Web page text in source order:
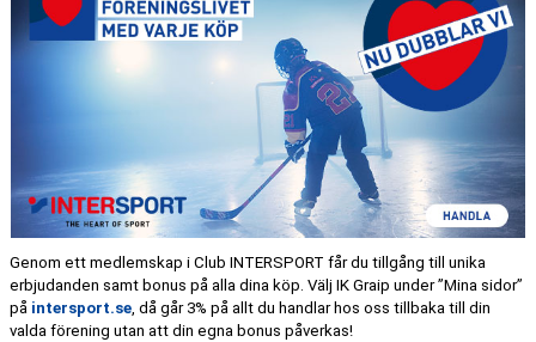
Genom ett medlemskap i Club INTERSPORT får du tillgång till unika
erbjudanden samt bonus på alla dina köp. Välj IK Graip under ”Mina sidor”
på intersport.se, då går 3% på allt du handlar hos oss tillbaka till din
valda förening utan att din egna bonus påverkas!